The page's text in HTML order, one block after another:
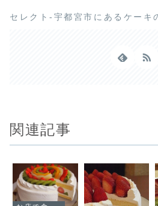
セレクト-宇都宮市にあるケーキ
関連記事